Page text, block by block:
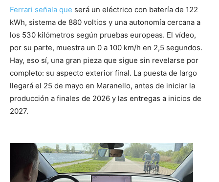
Ferrari señala que será un eléctrico con batería de 122
kWh, sistema de 880 voltios y una autonomía cercana a
los 530 kilómetros según pruebas europeas. El vídeo,
por su parte, muestra un 0 a 100 km/h en 2,5 segundos.
Hay, eso sí, una gran pieza que sigue sin revelarse por
completo: su aspecto exterior final. La puesta de largo
llegará el 25 de mayo en Maranello, antes de iniciar la
producción a finales de 2026 y las entregas a inicios de
2027.